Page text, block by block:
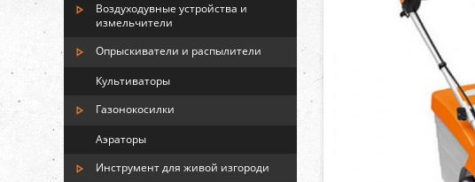
Воздуходувные устройства и
измельчители
Опрыскиватели и распылители
Культиваторы
Газонокосилки
Аэраторы
Инструмент для живой изгороди